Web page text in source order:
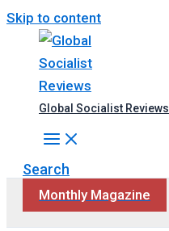
Skip to content
Global Socialist Reviews
Search
Monthly Magazine